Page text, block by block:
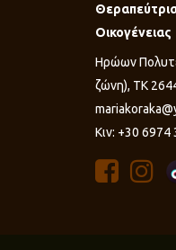
Οικογένειας
Ηρώων
ζώνη), ΤΚ
Κιν: +30 6974